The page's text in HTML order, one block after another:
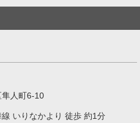
人町6-10
いりなかより 徒歩 約1分